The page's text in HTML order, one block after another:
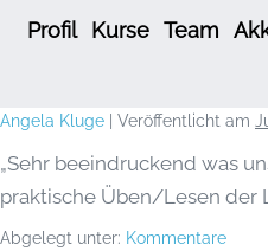
Profil Kurse Team
Angela Kluge Veröffentlicht am
„Sehr beeindruckend was
praktische Üben/Lesen der
Abgelegt unter: Kommentare